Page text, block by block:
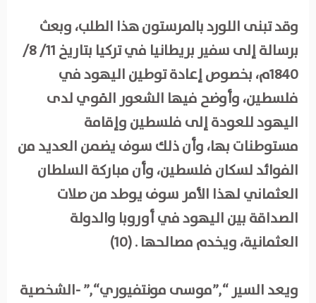
وقد تبنى اللورد بالمرستون هذا الطلب، وبعث
برسالة إلى سفير بريطانيا في تركيا بتاريخ 11/ 8/
1840م، بخصوص إعادة توطين اليهود في
فلسطين، وأوضح فيها الشعور القوي لدى
اليهود للعودة إلى فلسطين وإقامة
مستوطنات بها، وأن ذلك سوف يضمن العديد من
الفوائد لسكان فلسطين، وأن مباركة السلطان
العثماني لهذا الأمر سوف يوطد من صلات
الصداقة بين اليهود في أوروبا والدولة
العثمانية، ويخدم مصالحها . (10)
ويعد السير “,”موسى مونتفيوري“,” -الشخصية